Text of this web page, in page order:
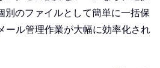
別のファイルとして簡単に一括保
ル管理作業が大幅に効率化され